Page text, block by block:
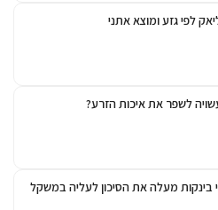
לפי גזע ומוצא אתני
לשפר את איכות הזרע?
בינקות מעלה את הסיכון לעליה במשקל